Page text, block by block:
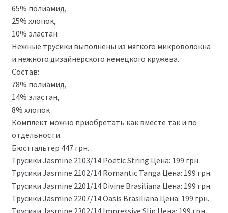
65% полиамид,
25% хлопок,
10% эластан
Нежные трусики выполнены из мягкого микроволокна
и нежного дизайнерского немецкого кружева.
Состав:
78% полиамид,
14% эластан,
8% хлопок
Комплект можно приобретать как вместе так и по
отдельности
Бюстгальтер 447 грн.
Трусики Jasmine 2103/14 Poetic String Цена: 199 грн.
Трусики Jasmine 2102/14 Romantic Tanga Цена: 199 грн.
Трусики Jasmine 2201/14 Divine Brasiliana Цена: 199 грн.
Трусики Jasmine 2207/14 Oasis Brasiliana Цена: 199 грн.